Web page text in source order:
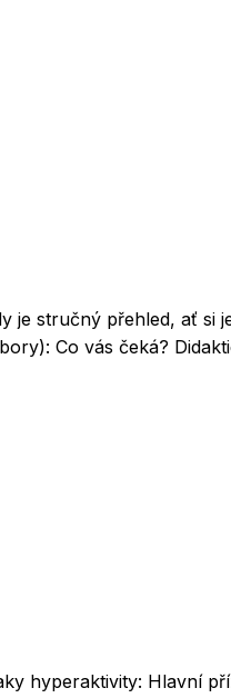
je stručný přehled, ať si
Co vás čeká?
hyperaktivity: Hlavní